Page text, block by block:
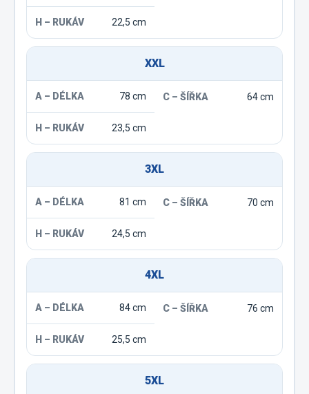
22,5 cm
XXL
78 cm 64 cm
23,5 cm
3XL
81 cm 70 cm
24,5 cm
4XL
84 cm 76 cm
25,5 cm
5XL